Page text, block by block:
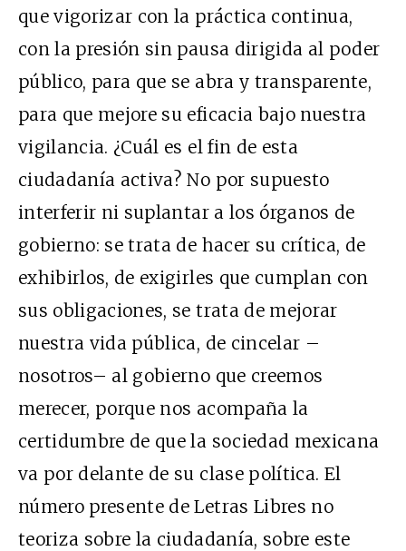
que vigorizar con la práctica continua,
con la presión sin pausa dirigida al poder
público, para que se abra y transparente,
para que mejore su eficacia bajo nuestra
vigilancia. ¿Cuál es el fin de esta
ciudadanía activa? No por supuesto
interferir ni suplantar a los órganos de
gobierno: se trata de hacer su crítica, de
exhibirlos, de exigirles que cumplan con
sus obligaciones, se trata de mejorar
nuestra vida pública, de cincelar –
nosotros– al gobierno que creemos
merecer, porque nos acompaña la
certidumbre de que la sociedad mexicana
va por delante de su clase política. El
número presente de Letras Libres no
teoriza sobre la ciudadanía, sobre este